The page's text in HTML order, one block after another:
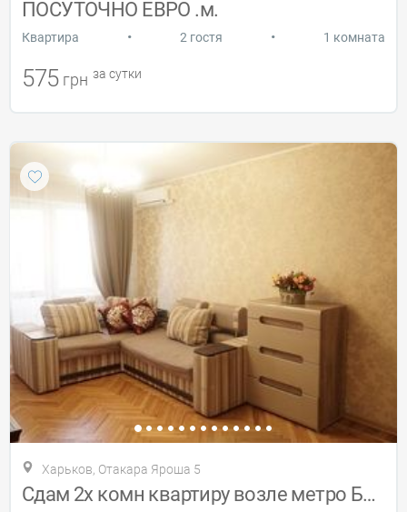
ПОСУТОЧНО ЕВРО .м.
Квартира • 2 гостя • 1 комната
575 грн за сутки
Харьков, Отакара Яроша 5
Сдам 2х комн квартиру возле метро Ботани